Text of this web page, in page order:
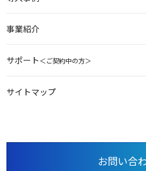
事業紹介
サポート＜ご契約中の方＞
サイトマップ
お問い合